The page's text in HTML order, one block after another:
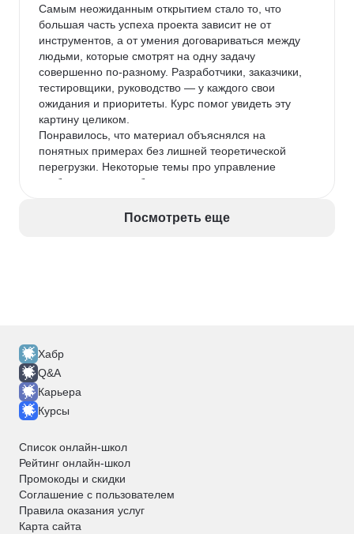
Самым неожиданным открытием стало то, что
большая часть успеха проекта зависит не от
инструментов, а от умения договариваться между
людьми, которые смотрят на одну задачу
совершенно по-разному. Разработчики, заказчики,
тестировщики, руководство — у каждого свои
ожидания и приоритеты. Курс помог увидеть эту
картину целиком.
Понравилось, что материал объяснялся на
понятных примерах без лишней теоретической
перегрузки. Некоторые темы про управление
требованиями и работу с рисками оказались
сталкивался с такими ситуациями на работе.
Посмотреть еще
Хабр
Q&A
Карьера
Курсы
Список онлайн-школ
Рейтинг онлайн-школ
Промокоды и скидки
Соглашение с пользователем
Правила оказания услуг
Карта сайта